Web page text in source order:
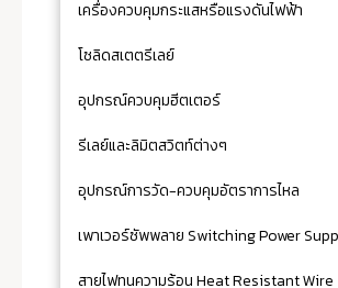
เครื่องควบคุมกระแสหรือแรงดันไฟฟ้า
โซลิดสเตตรีเลย์
อุปกรณ์ควบคุมฮีตเตอร์
รีเลย์และลิมิตสวิตท์ต่างๆ
อุปกรณ์การวัด-ควบคุมอัตราการไหล
เพาเวอร์ซัพพลาย Switching Power
สายไฟทนความร้อน Heat Resistant Wire